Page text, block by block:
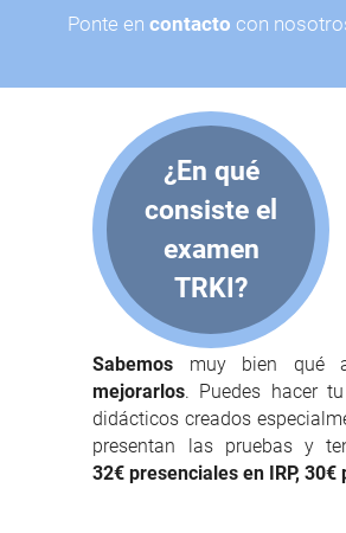
Ponte encontacto con
¿En qué
consiste el
examen
TRKI?
Sabemos muy bien qué
mejorarlos. Puedes hacer
didácticos creados
presentan las pruebas y
32€presenciales en IRP, 30€